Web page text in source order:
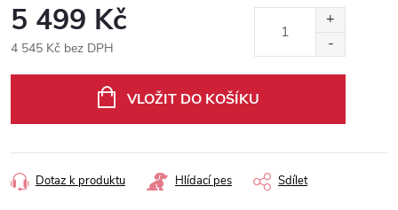
5 499 Kč
4 545 Kč bez DPH
VLOŽIT DO KOŠÍKU
Dotaz k produktu Hlídací pes Sdílet